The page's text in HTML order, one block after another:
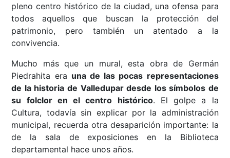
pleno centro histórico de la ciudad, una ofensa para
todos aquellos que buscan la protección del
patrimonio, pero también un atentado a la
convivencia.
Mucho más que un mural, esta obra de Germán
Piedrahita era una de las pocas representaciones
de la historia de Valledupar desde los símbolos de
su folclor en el centro histórico. El golpe a la
Cultura, todavía sin explicar por la administración
municipal, recuerda otra desaparición importante: la
de la sala de exposiciones en la Biblioteca
departamental hace unos años.